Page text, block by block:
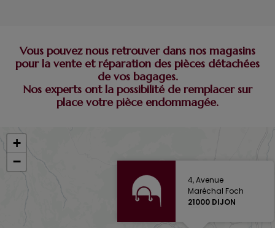
Vous pouvez nous retrouver dans nos magasins
pour la vente et réparation des pièces détachées
de vos bagages.
Nos experts ont la possibilité de remplacer sur
place votre pièce endommagée.
4, Avenue
Maréchal Foch
21000 DIJON
+
−